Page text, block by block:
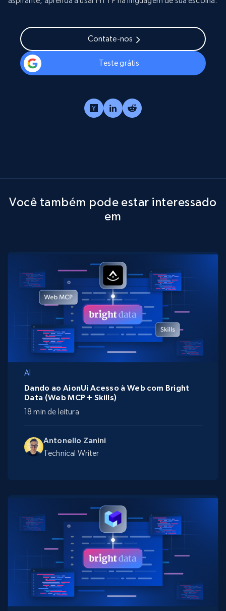
Contate-nos
Teste grátis
Você também pode estar interessado
em
AI
Antonello Zanini
Technical Writer
Dando ao AionUi Acesso à Web com Bright
Data (Web MCP + Skills)
18 min de leitura